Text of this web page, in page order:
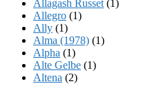
Allagash Russet (1)
Allegro (1)
Ally (1)
Alma (1978) (1)
Alpha (1)
Alte Gelbe (1)
Altena (2)